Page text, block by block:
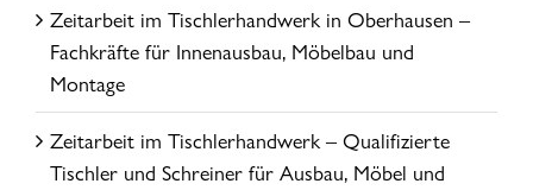
Zeitarbeit im Tischlerhandwerk in Oberhausen –
Fachkräfte für Innenausbau, Möbelbau und
Montage
Zeitarbeit im Tischlerhandwerk – Qualifizierte
Tischler und Schreiner für Ausbau, Möbel und